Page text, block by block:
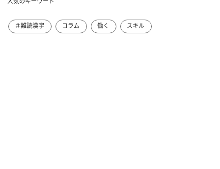
＃難読漢字 コラム 働く スキル